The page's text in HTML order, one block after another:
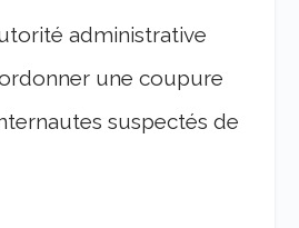
administrative
une coupure
suspectés de